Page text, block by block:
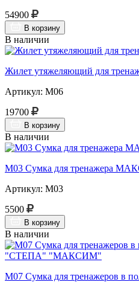
54900
В корзину
В наличии
Жилет утяжеляющий для
Артикул: М06
19700
В корзину
В наличии
М03 Сумка для тренажера
Артикул: М03
5500
В корзину
В наличии
М07 Сумка для тренажеров в